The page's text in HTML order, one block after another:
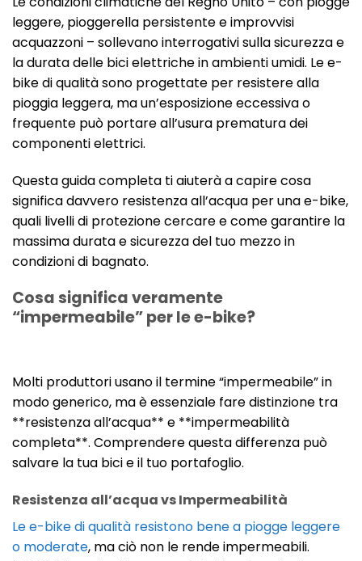
leggere, pioggerella persistente e improvvisi
acquazzoni – sollevano interrogativi sulla sicurezza e
la durata delle bici elettriche in ambienti umidi. Le e-
bike di qualità sono progettate per resistere alla
pioggia leggera, ma un’esposizione eccessiva o
frequente può portare all’usura prematura dei
componenti elettrici.
Questa guida completa ti aiuterà a capire cosa
significa davvero resistenza all’acqua per una e-bike,
quali livelli di protezione cercare e come garantire la
massima durata e sicurezza del tuo mezzo in
condizioni di bagnato.
Cosa significa veramente
“impermeabile” per le e-bike?
Molti produttori usano il termine “impermeabile” in
modo generico, ma è essenziale fare distinzione tra
**resistenza all’acqua** e **impermeabilità
completa**. Comprendere questa differenza può
salvare la tua bici e il tuo portafoglio.
Resistenza all’acqua vs Impermeabilità
Le e-bike di qualità resistono bene a piogge leggere
o moderate, ma ciò non le rende impermeabili.